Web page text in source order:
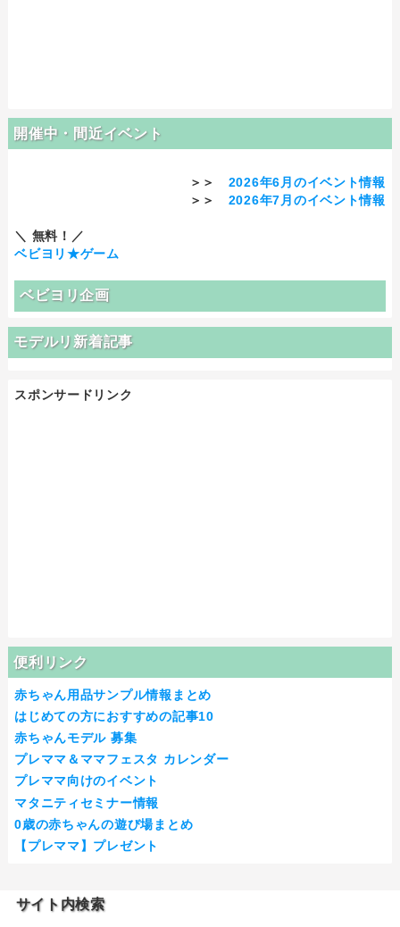
開催中・間近イベント
＞＞ 2026年6月のイベント情報
＞＞ 2026年7月のイベント情報
＼ 無料！／
ベビヨリ★ゲーム
ベビヨリ企画
モデルリ新着記事
スポンサードリンク
便利リンク
赤ちゃん用品サンプル情報まとめ
はじめての方におすすめの記事10
赤ちゃんモデル 募集
プレママ＆ママフェスタ カレンダー
プレママ向けのイベント
マタニティセミナー情報
0歳の赤ちゃんの遊び場まとめ
【プレママ】プレゼント
サイト内検索